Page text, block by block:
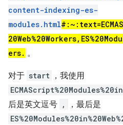
content-indexing-es-
modules.html
ers. 。
对于 start ，我使用
后是英文逗号 , ，最后是